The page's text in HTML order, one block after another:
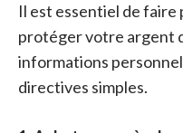
Il est essentiel de
protéger votre argent
informations
directives simples.